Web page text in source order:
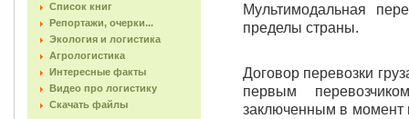
Список книг
Репортажи, очерки...
Экология и логистика
Агрологистика
Интересные факты
Видео про логистику
Скачать файлы
Мультимодальная
пределы страны.
Договор перевозки
первым
заключенным в момент